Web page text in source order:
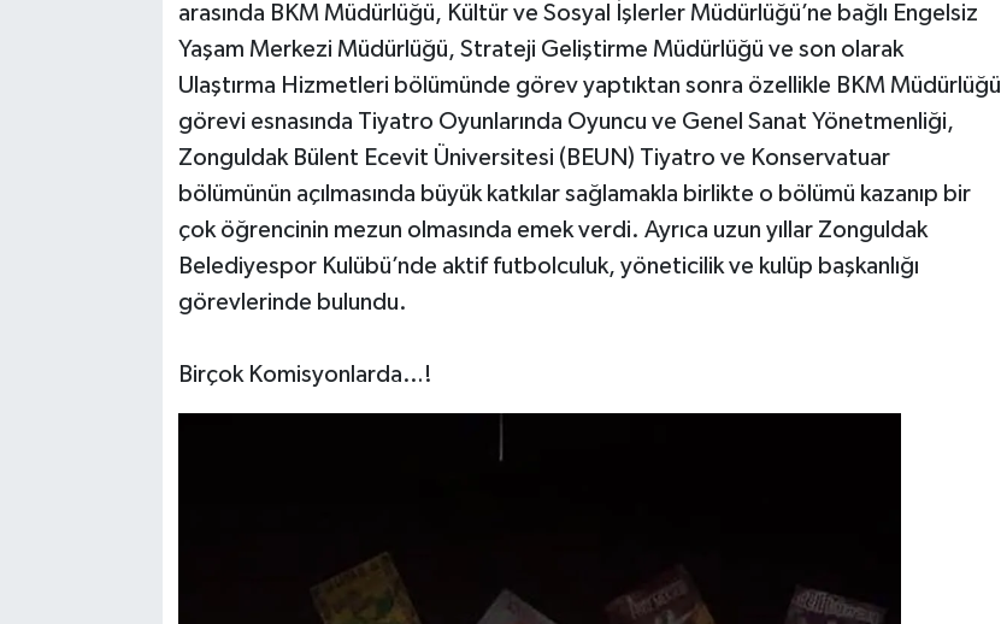
arasında BKM Müdürlüğü, Kültür ve Sosyal İşlerler Müdürlüğü’ne bağlı Engelsiz
Yaşam Merkezi Müdürlüğü, Strateji Geliştirme Müdürlüğü ve son olarak
Ulaştırma Hizmetleri bölümünde görev yaptıktan sonra özellikle BKM Müdürlüğü
görevi esnasında Tiyatro Oyunlarında Oyuncu ve Genel Sanat Yönetmenliği,
Zonguldak Bülent Ecevit Üniversitesi (BEUN) Tiyatro ve Konservatuar
bölümünün açılmasında büyük katkılar sağlamakla birlikte o bölümü kazanıp bir
çok öğrencinin mezun olmasında emek verdi. Ayrıca uzun yıllar Zonguldak
Belediyespor Kulübü’nde aktif futbolculuk, yöneticilik ve kulüp başkanlığı
görevlerinde bulundu.
Birçok Komisyonlarda…!